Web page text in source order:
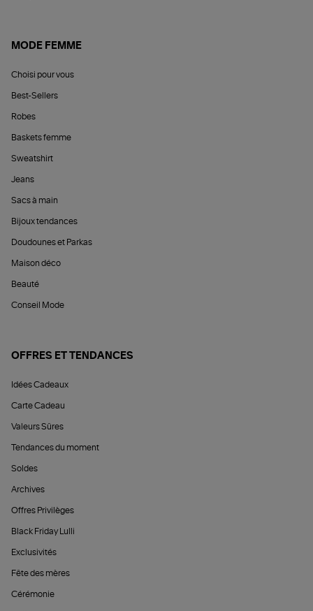
MODE FEMME
Choisi pour vous
Best-Sellers
Robes
Baskets femme
Sweatshirt
Jeans
Sacs à main
Bijoux tendances
Doudounes et Parkas
Maison déco
Beauté
Conseil Mode
OFFRES ET TENDANCES
Idées Cadeaux
Carte Cadeau
Valeurs Sûres
Tendances du moment
Soldes
Archives
Offres Privilèges
Black Friday Lulli
Exclusivités
Fête des mères
Cérémonie